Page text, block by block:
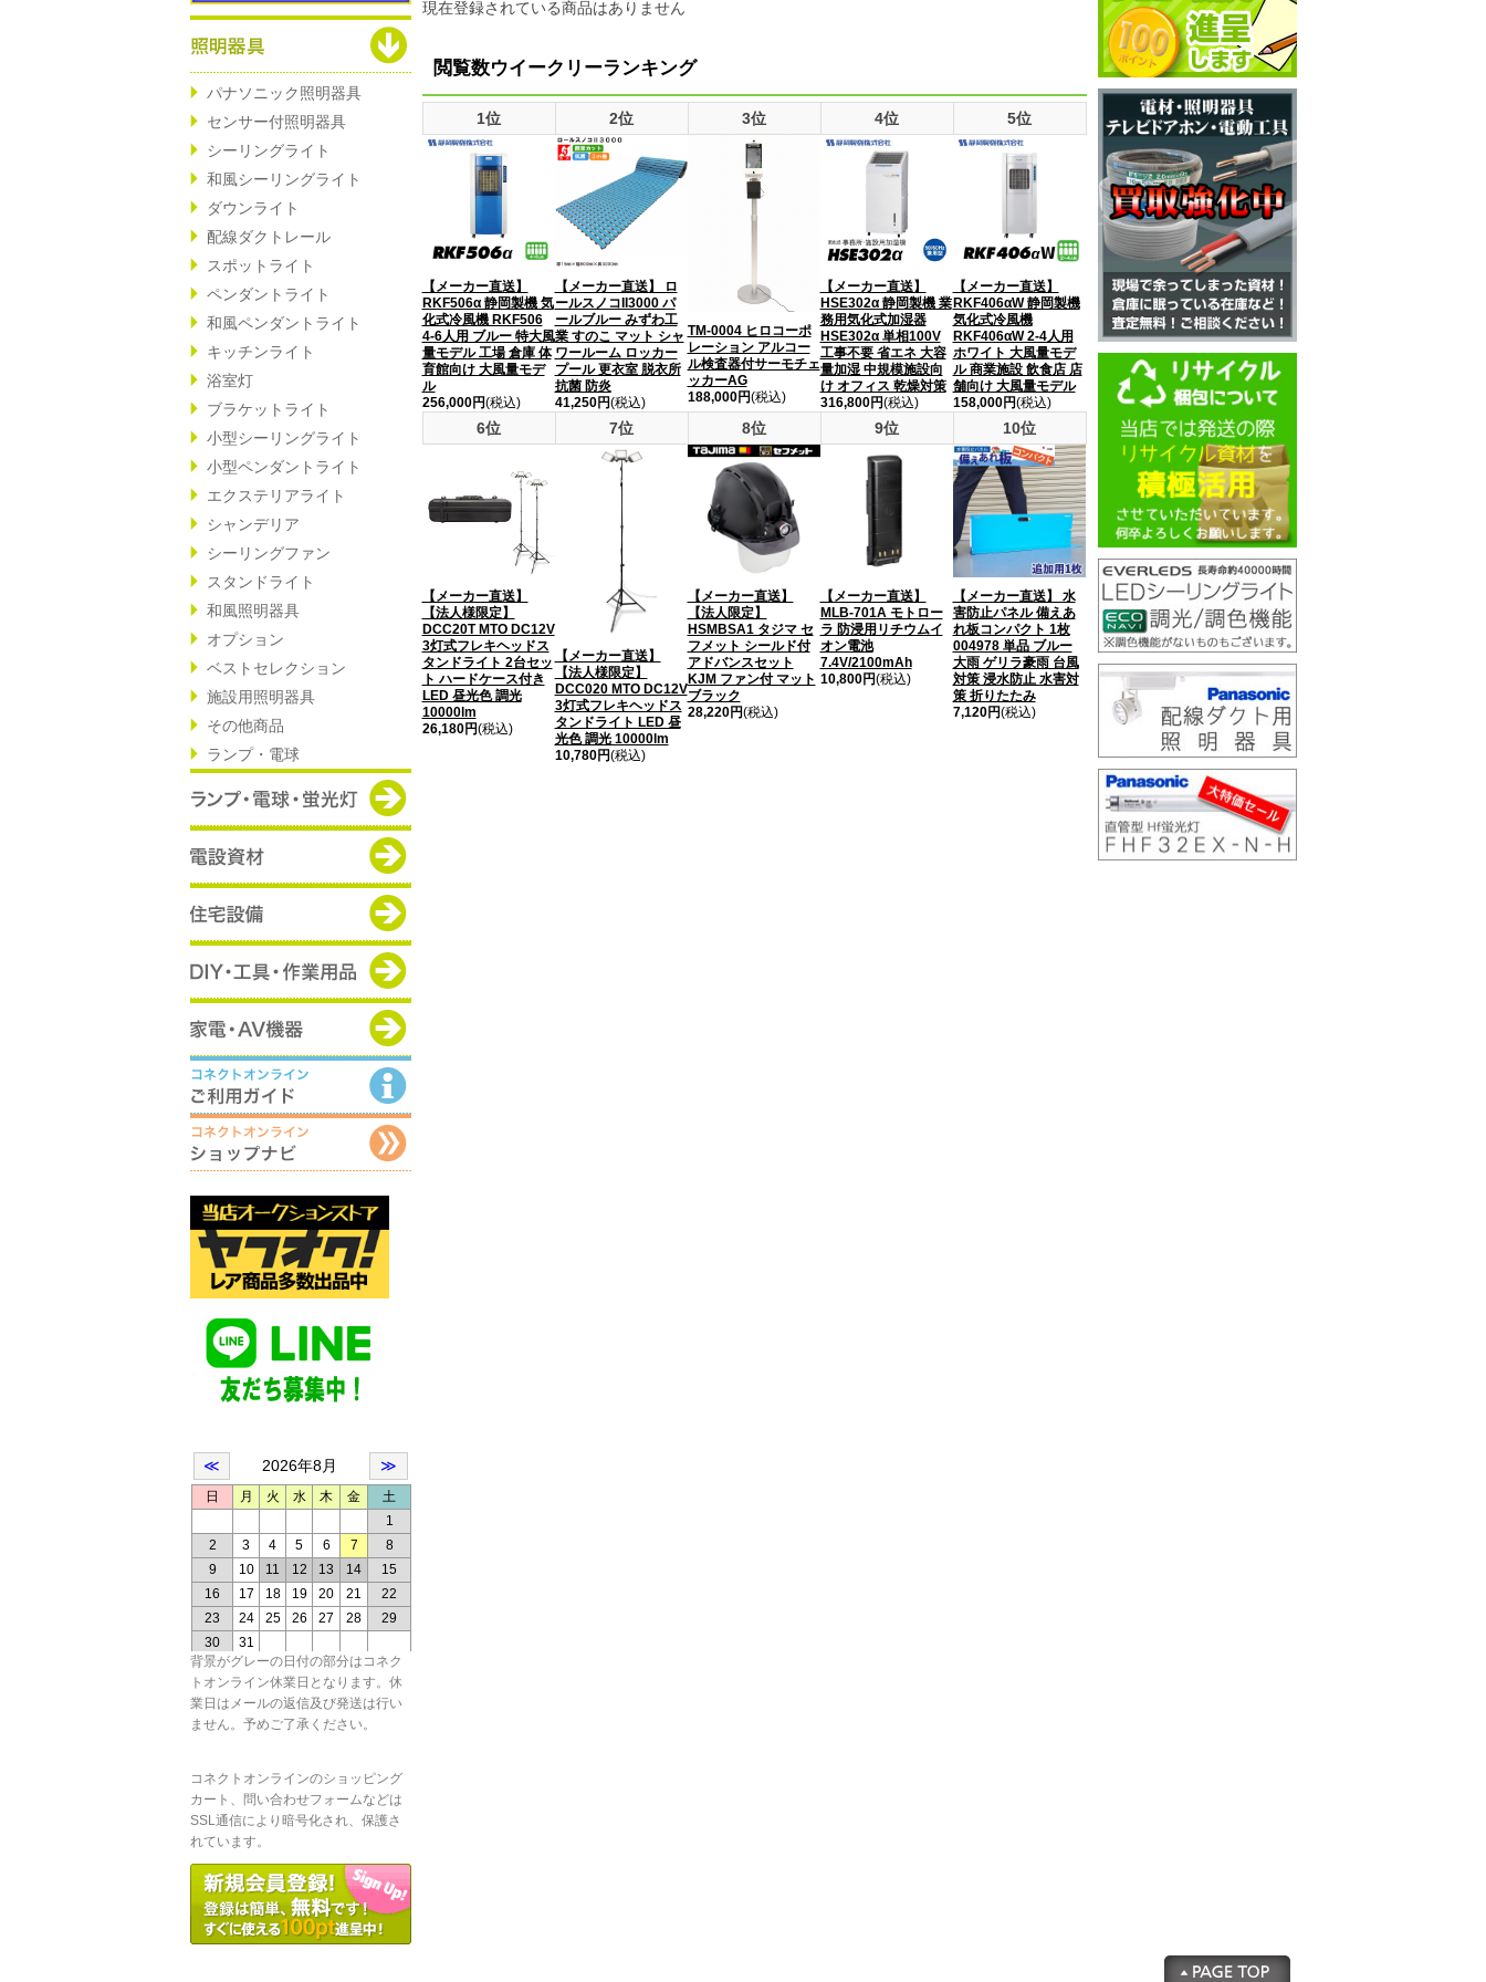
パナソニック照明器具
センサー付照明器具
シーリングライト
和風シーリングライト
ダウンライト
配線ダクトレール
スポットライト
ペンダントライト
和風ペンダントライト
キッチンライト
浴室灯
ブラケットライト
小型シーリングライト
小型ペンダントライト
エクステリアライト
シャンデリア
シーリングファン
スタンドライト
和風照明器具
オプション
ベストセレクション
施設用照明器具
その他商品
ランプ・電球
背景がグレーの日付の部分はコネク
トオンライン休業日となります。休
業日はメールの返信及び発送は行い
ません。予めご了承ください。
コネクトオンラインのショッピング
カート、問い合わせフォームなどは
SSL通信により暗号化され、保護さ
れています。
現在登録されている商品はありません
閲覧数ウイークリーランキング
1位 2位 3位 4位 5位
【メーカー直送】
RKF506α 静岡製機 気
化式冷風機 RKF506
4-6人用 ブルー 特大風
量モデル 工場 倉庫 体
育館向け 大風量モデ
ル
256,000円(税込)
【メーカー直送】 ロ
ールスノコII3000 パ
ールブルー みずわ工
業 すのこ マット シャ
ワールーム ロッカー
プール 更衣室 脱衣所
抗菌 防炎
41,250円(税込)
TM-0004 ヒロコーポ
レーション アルコー
ル検査器付サーモチェ
ッカーAG
188,000円(税込)
【メーカー直送】
HSE302α 静岡製機 業
務用気化式加湿器
HSE302α 単相100V
工事不要 省エネ 大容
量加湿 中規模施設向
け オフィス 乾燥対策
316,800円(税込)
【メーカー直送】
RKF406αW 静岡製機
気化式冷風機
RKF406αW 2-4人用
ホワイト 大風量モデ
ル 商業施設 飲食店 店
舗向け 大風量モデル
158,000円(税込)
6位 7位 8位 9位 10位
【メーカー直送】
【法人様限定】
DCC20T MTO DC12V
3灯式フレキヘッドス
タンドライト 2台セッ
ト ハードケース付き
LED 昼光色 調光
10000lm
26,180円(税込)
【メーカー直送】
【法人様限定】
DCC020 MTO DC12V
3灯式フレキヘッドス
タンドライト LED 昼
光色 調光 10000lm
10,780円(税込)
【メーカー直送】
【法人限定】
HSMBSA1 タジマ セ
フメット シールド付
アドバンスセット
KJM ファン付 マット
ブラック
28,220円(税込)
【メーカー直送】
MLB-701A モトロー
ラ 防浸用リチウムイ
オン電池
7.4V/2100mAh
10,800円(税込)
【メーカー直送】 水
害防止パネル 備えあ
れ板コンパクト 1枚
004978 単品 ブルー
大雨 ゲリラ豪雨 台風
対策 浸水防止 水害対
策 折りたたみ
7,120円(税込)